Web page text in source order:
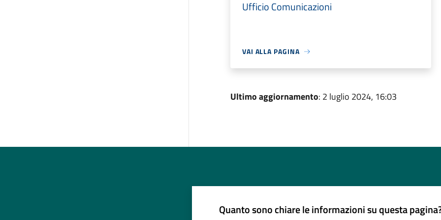
Ufficio Comunicazioni
VAI ALLA PAGINA
Ultimo aggiornamento: 2 luglio 2024, 16:03
Quanto sono chiare le informazioni su questa